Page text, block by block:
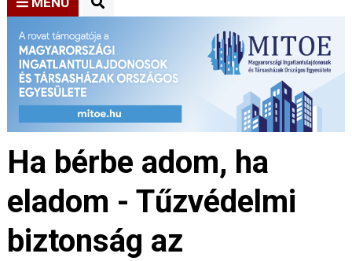
Ha bérbe adom, ha
eladom - Tűzvédelmi
biztonság az